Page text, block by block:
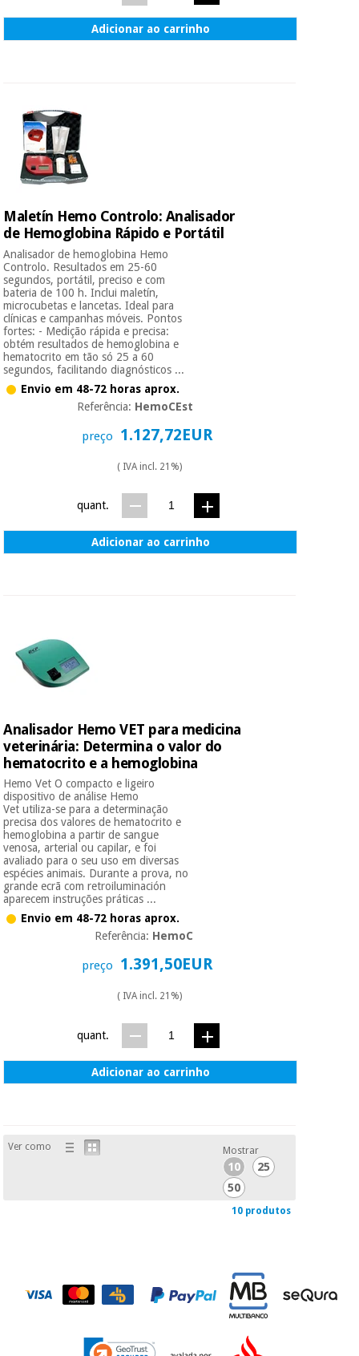
Adicionar ao carrinho
Maletín Hemo Controlo: Analisador
de Hemoglobina Rápido e Portátil
Analisador de hemoglobina Hemo
Controlo. Resultados em 25-60
segundos, portátil, preciso e com
bateria de 100 h. Inclui maletín,
microcubetas e lancetas. Ideal para
clínicas e campanhas móveis. Pontos
fortes: - Medição rápida e precisa:
obtém resultados de hemoglobina e
hematocrito em tão só 25 a 60
segundos, facilitando diagnósticos ...
Envio em 48-72 horas aprox.
Referência: HemoCEst
preço 1.127,72EUR
( IVA incl. 21%)
quant.
Adicionar ao carrinho
Analisador Hemo VET para medicina
veterinária: Determina o valor do
hematocrito e a hemoglobina
Hemo Vet O compacto e ligeiro
dispositivo de análise Hemo
Vet utiliza-se para a determinação
precisa dos valores de hematocrito e
hemoglobina a partir de sangue
venosa, arterial ou capilar, e foi
avaliado para o seu uso em diversas
espécies animais. Durante a prova, no
grande ecrã com retroiluminación
aparecem instruções práticas ...
Envio em 48-72 horas aprox.
Referência: HemoC
preço 1.391,50EUR
( IVA incl. 21%)
quant.
Adicionar ao carrinho
Ver como Mostrar
10
25
50
10 produtos